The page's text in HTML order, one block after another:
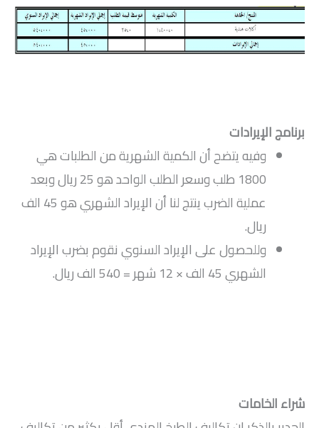
برنامج الإيرادات
وفيه يتضح أن الكمية الشهرية من الطلبات هي
1800 طلب وسعر الطلب الواحد هو 25 ريال وبعد
عملية الضرب ينتج لنا أن الإيراد الشهري هو 45 الف
ريال.
وللحصول على الإيراد السنوي نقوم بضرب الإيراد
الشهري 45 الف × 12 شهر = 540 الف ريال.
شراء الخامات